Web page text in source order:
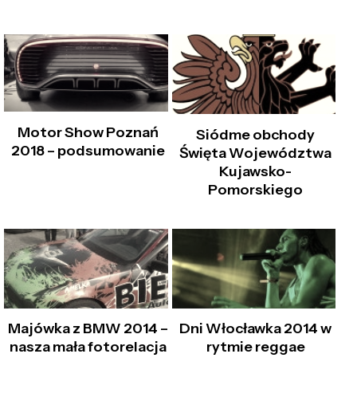
Motor Show Poznań
2018 – podsumowanie
Siódme obchody
Święta Województwa
Kujawsko-
Pomorskiego
Majówka z BMW 2014 –
nasza mała fotorelacja
Dni Włocławka 2014 w
rytmie reggae